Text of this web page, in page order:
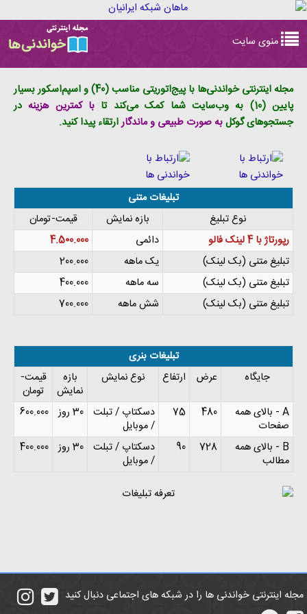
navigation
منوی سایت
مجله اینترنتی خواندنی‌ها با پیج‌اتوریتی مناسب (40) و اسپم‌اسکور بسیار
پایین (10) به وب‌سایت شما کمک می‌کند تا
با کمترین هزینهدر
جستجوهای گوکلبه صورت طبیعی و ماندگارارتقاء پیدا کنید.
تبلیغات متنی
نوع تبلیغ
بازه نمایش
قیمت-تومان
رپورتاژ با 4 لینک فالو
دائمی
4.5۰0.000
تبلیغ متنی (بک لینک)
یک ماهه
200.000
تبلیغ متنی (بک لینک)
سه ماهه
400.000
تبلیغ متنی (بک لینک)
شش ماهه 700.000
تبلیغات بنری
جایگاه
عرض ارتفاع نوع نمایش
بازه
نمایش
قیمت-
تومان
A - بالای همه
صفحات
480
75
دسکتاپ / تبلت
/ موبایل
30 روز 600.000
B - بالای همه
مطالب
728
90
دسکتاپ / تبلت
/ موبایل
30 روز 400.000
مجله اینترنتی خواندنی ها را در شبکه های اجتماعی دنبال کنید